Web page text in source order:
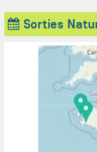
Sorties